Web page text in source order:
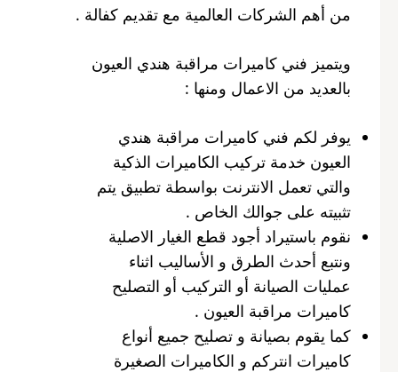
من أهم الشركات العالمية مع تقديم كفالة .
ويتميز فني كاميرات مراقبة هندي العيون
بالعديد من الاعمال ومنها :
يوفر لكم فني كاميرات مراقبة هندي
العيون خدمة تركيب الكاميرات الذكية
والتي تعمل الانترنت بواسطة تطبيق يتم
تثبيته على جوالك الخاص .
نقوم باستيراد أجود قطع الغيار الاصلية
ونتبع أحدث الطرق و الأساليب اثناء
عمليات الصيانة أو التركيب أو التصليح
كاميرات مراقبة العيون .
كما يقوم بصيانة و تصليح جميع أنواع
كاميرات انتركم و الكاميرات الصغيرة